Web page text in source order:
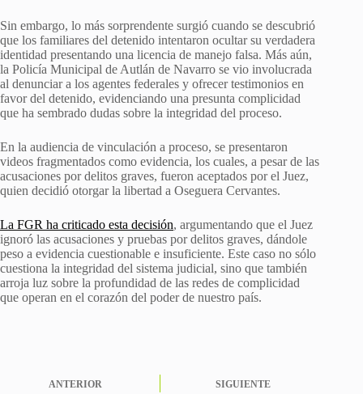
Sin embargo, lo más sorprendente surgió cuando se descubrió
que los familiares del detenido intentaron ocultar su verdadera
identidad presentando una licencia de manejo falsa. Más aún,
la Policía Municipal de Autlán de Navarro se vio involucrada
al denunciar a los agentes federales y ofrecer testimonios en
favor del detenido, evidenciando una presunta complicidad
que ha sembrado dudas sobre la integridad del proceso.
En la audiencia de vinculación a proceso, se presentaron
videos fragmentados como evidencia, los cuales, a pesar de las
acusaciones por delitos graves, fueron aceptados por el Juez,
quien decidió otorgar la libertad a Oseguera Cervantes.
La FGR ha criticado esta decisión, argumentando que el Juez
ignoró las acusaciones y pruebas por delitos graves, dándole
peso a evidencia cuestionable e insuficiente. Este caso no sólo
cuestiona la integridad del sistema judicial, sino que también
arroja luz sobre la profundidad de las redes de complicidad
que operan en el corazón del poder de nuestro país.
ANTERIOR SIGUIENTE